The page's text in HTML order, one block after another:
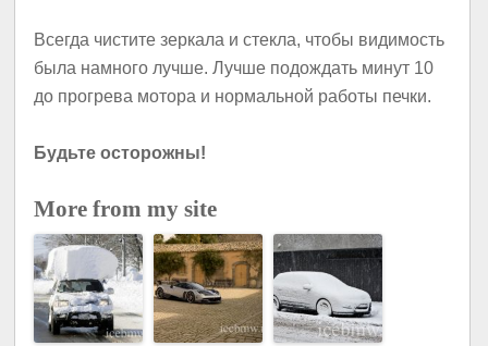
Всегда чистите зеркала и стекла, чтобы видимость
была намного лучше. Лучше подождать минут 10
до прогрева мотора и нормальной работы печки.
Будьте осторожны!
More from my site